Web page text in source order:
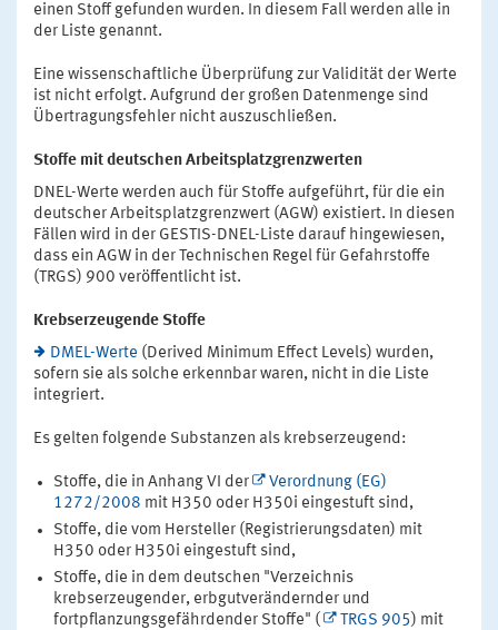
einen Stoff gefunden wurden. In diesem Fall werden alle in
der Liste genannt.
Eine wissenschaftliche Überprüfung zur Validität der Werte
ist nicht erfolgt. Aufgrund der großen Datenmenge sind
Übertragungsfehler nicht auszuschließen.
Stoffe mit deutschen Arbeitsplatzgrenzwerten
DNEL-Werte werden auch für Stoffe aufgeführt, für die ein
deutscher Arbeitsplatzgrenzwert (AGW) existiert. In diesen
Fällen wird in der GESTIS-DNEL-Liste darauf hingewiesen,
dass ein AGW in der Technischen Regel für Gefahrstoffe
(TRGS) 900 veröffentlicht ist.
Krebserzeugende Stoffe
DMEL-Werte (Derived Minimum Effect Levels) wurden,
sofern sie als solche erkennbar waren, nicht in die Liste
integriert.
Es gelten folgende Substanzen als krebserzeugend:
Stoffe, die in Anhang VI der
Verordnung (EG)
1272/2008 mit H350 oder H350i eingestuft sind,
Stoffe, die vom Hersteller (Registrierungsdaten) mit
H350 oder H350i eingestuft sind,
Stoffe, die in dem deutschen "Verzeichnis
krebserzeugender, erbgutverändernder und
fortpflanzungsgefährdender Stoffe" (
TRGS 905) mit